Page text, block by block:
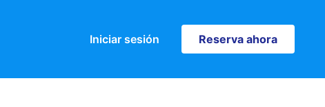
Iniciar sesión Reserva ahora
Reserva ahora